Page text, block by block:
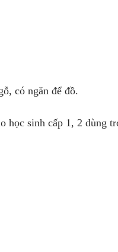
có ngăn để đồ.
học sinh cấp 1, 2 dùng